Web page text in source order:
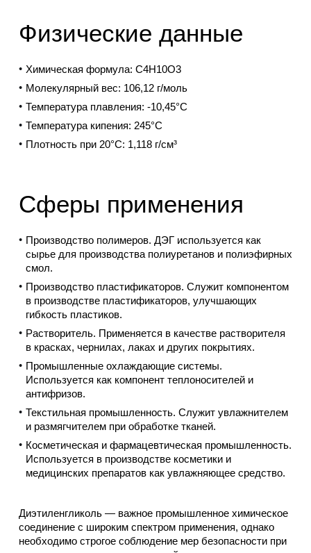
Физические данные
Химическая формула: C4H10O3
Молекулярный вес: 106,12 г/моль
Температура плавления: -10,45°C
Температура кипения: 245°C
Плотность при 20°C: 1,118 г/см³
Сферы применения
Производство полимеров. ДЭГ используется как
сырье для производства полиуретанов и полиэфирных
смол.
Производство пластификаторов. Служит компонентом
в производстве пластификаторов, улучшающих
гибкость пластиков.
Растворитель. Применяется в качестве растворителя
в красках, чернилах, лаках и других покрытиях.
Промышленные охлаждающие системы.
Используется как компонент теплоносителей и
антифризов.
Текстильная промышленность. Служит увлажнителем
и размягчителем при обработке тканей.
Косметическая и фармацевтическая промышленность.
Используется в производстве косметики и
медицинских препаратов как увлажняющее средство.
Диэтиленгликоль — важное промышленное химическое
соединение с широким спектром применения, однако
необходимо строгое соблюдение мер безопасности при